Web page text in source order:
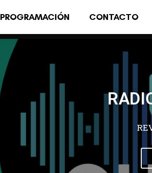
PROGRAMACIÓN CONTACTO